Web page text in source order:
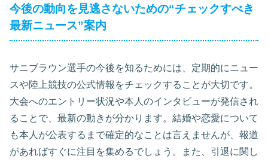
今後の動向を見逃さないための“チェックすべき
最新ニュース”案内
サニブラウン選手の今後を知るためには、定期的にニュー
スや陸上競技の公式情報をチェックすることが大切です。
大会へのエントリー状況や本人のインタビューが発信され
ることで、最新の動きが分かります。結婚や恋愛について
も本人が公表するまで確定的なことは言えませんが、報道
があればすぐに注目を集めるでしょう。また、引退に関し